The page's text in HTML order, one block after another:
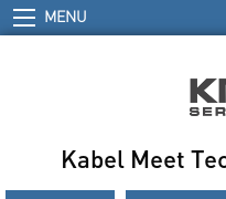
MENU
Kabel Meet